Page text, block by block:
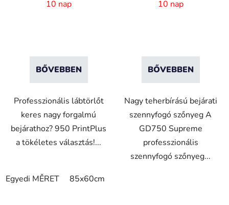
mm szál - 2 cm gumi
10 nap
BŐVEBBEN
Professzionális lábtörlőt
keres nagy forgalmú
bejárathoz? 950 PrintPlus
a tökéletes választás!...
Egyedi MĚRET 85x60cm
nyomatatásal
10 nap
BŐVEBBEN
Nagy teherbírású bejárati
szennyfogó szőnyeg A
GD750 Supreme
professzionális
szennyfogó szőnyeg...